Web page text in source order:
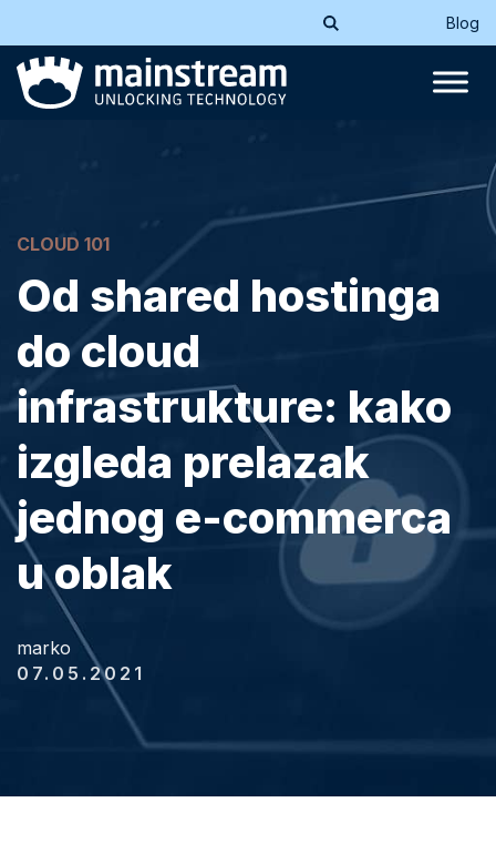
Blog
CLOUD 101
Od shared hostinga
do cloud
infrastrukture: kako
izgleda prelazak
jednog e-commerca
u oblak
marko
07.05.2021